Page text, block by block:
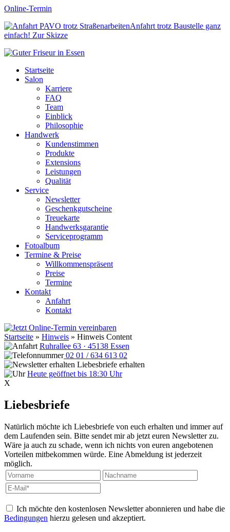
Online-Termin
Anfahrt trotz Baustelle ganz
einfach! Zur Skizze
Startseite
Salon
Karriere
FAQ
Team
Einblick
Philosophie
Handwerk
Kundenstimmen
Produkte
Extensions
Leistungen
Qualität
Service
Newsletter
Geschenkgutscheine
Treuekarte
Handwerksgarantie
Serviceprogramm
Fotoalbum
Termine & Preise
Willkommenspräsent
Preise
Termine
Kontakt
Anfahrt
Kontakt
Startseite » Hinweis » Hinweis Content
Ruhrallee 63 · 45138 Essen
02 01 / 634 613 02
Liebesbriefe erhalten
Heute geöffnet bis 18:30 Uhr
X
Liebesbriefe
Natürlich möchte ich Liebesbriefe von euch erhalten und immer auf
dem Laufenden sein. Bitte sendet mir ab jetzt euren Newsletter zu.
Wäre ja auch zu schade, wenn ich nichts von euren angebotenen
Vorteilen mitbekommen würde. Eine Abmeldung ist jederzeit
möglich.
Ich möchte den kostenlosen Newsletter abonnieren und habe die
Bedingungen hierzu gelesen und akzeptiert.